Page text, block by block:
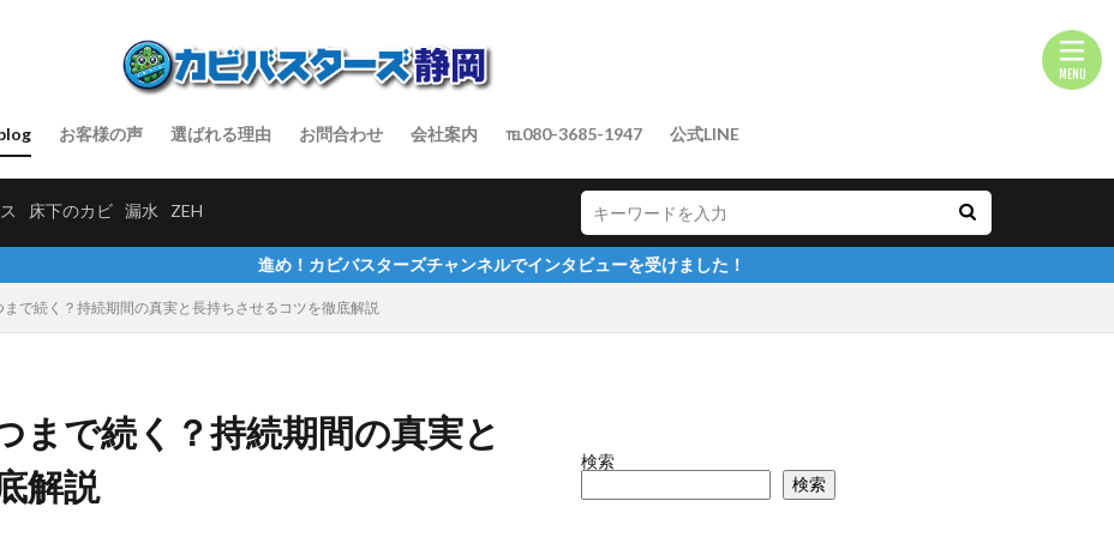
お客様の声 選ばれる理由 お問合わせ 会社案内 ℡080-3685-1947 公式LINE
床下のカビ 漏水 ZEH
進め！カビバスターズチャンネルでインタビューを受けました！
で続く？持続期間の真実と長持ちさせるコツを徹底解説
まで続く？持続期間の真実と
解説
検索
検索